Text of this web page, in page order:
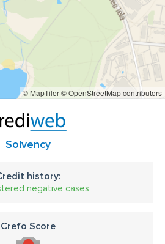
© MapTiler© OpenStreetMap contributors
Solvency
history:
negative cases
Crefo Score